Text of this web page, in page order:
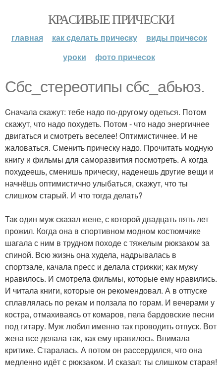
КРАСИВЫЕ ПРИЧЕСКИ
главная как сделать прическу
виды причесок
уроки
фото причесок
Сбс_стереотипы сбс_абьюз.
Cначала скажут: тебе надо по-другому одеться. Потом
скажут, что надо похудеть. Потом - что надо энергичнее
двигаться и смотреть веселее! Oптимистичнее. И не
жаловаться. Сменить прическу надо. Прочитать модную
книгу и фильмы для саморазвития посмотреть. А когда
похудеешь, сменишь прическу, наденешь другие вещи и
начнёшь оптимистично улыбаться, скажут, что ты
слишком старый. И что тогда делать?
Так один муж сказал жене, с которой двадцать пять лет
прожил. Когда она в спортивном модном костюмчике
шагала с ним в трудном походе с тяжелым рюкзаком за
спиной. Всю жизнь она худела, надрывалась в
спортзале, качала пресс и делала стрижки; как мужу
нравилось. И смотрела фильмы, которые ему нравились.
И читала книги, которые он рекомендовал. А в отпуске
сплавлялась по рекам и ползала по горам. И вечерами у
костра, отмахиваясь от комаров, пела бардовские песни
под гитару. Муж любил именно так проводить отпуск. Вот
жена все делала так, как ему нравилось. Внимала
критике. Старалась. А потом он рассердился, что она
медленно идёт с рюкзаком. И сказал: ты слишком старая!